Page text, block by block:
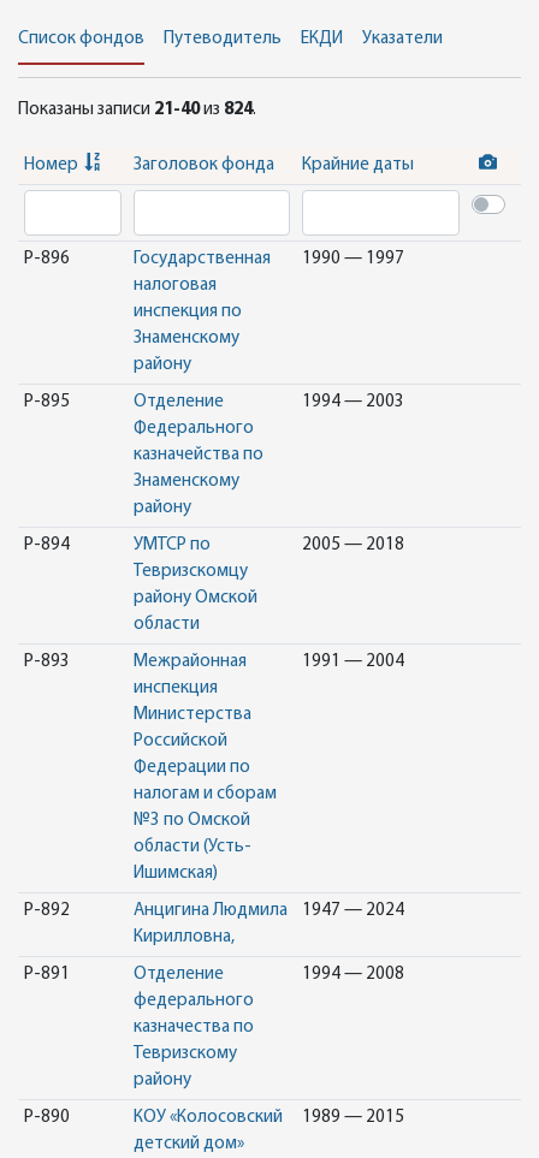
Список фондов Путеводитель ЕКДИ Указатели
Показаны записи 21-40из 824.
Номер Заголовок фонда Крайние даты
Р-896
Государственная
налоговая
инспекция по
Знаменскому
району
1990 — 1997
Р-895
Отделение
Федерального
казначейства по
Знаменскому
району
1994 — 2003
Р-894
УМТСР по
Тевризскомцу
району Омской
области
2005 — 2018
Р-893
Межрайонная
инспекция
Министерства
Российской
Федерации по
налогам и сборам
№3 по Омской
области (Усть-
Ишимская)
1991 — 2004
Р-892
Анцигина Людмила
Кирилловна,
1947 — 2024
Р-891
Отделение
федерального
казначества по
Тевризскому
району
1994 — 2008
Р-890
КОУ «Колосовский
детский дом»
1989 — 2015